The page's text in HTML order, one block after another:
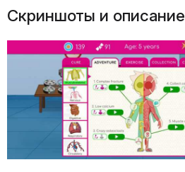
Скриншоты и описание